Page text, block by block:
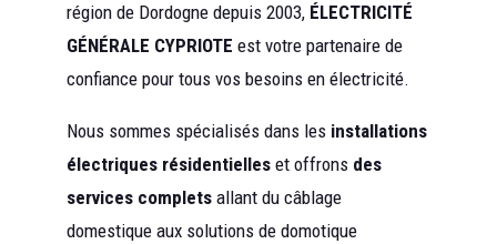
région de Dordogne depuis 2003, ÉLECTRICITÉ
GÉNÉRALE CYPRIOTE est votre partenaire de
confiance pour tous vos besoins en électricité.
Nous sommes spécialisés dans les installations
électriques résidentielleset offrons des
services completsallant du câblage
domestique aux solutions de domotique